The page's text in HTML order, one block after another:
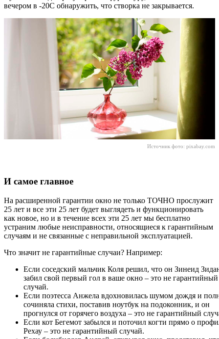
вечером в -20С обнаружить, что створка не закрывается.
Источник фото: pixabay.com
И самое главное
На расширенной гарантии окно не только ТОЧНО прослужит
25 лет и все эти 25 лет будет выглядеть и функционировать
как новое, но и в течение всех эти 25 лет мы бесплатно
устраним любые неисправности, относящиеся к гарантийным
случаям и не связанные с неправильной эксплуатацией.
Что значит не гарантийные случаи? Например:
Если соседский мальчик Коля решил, что он Зинеид
забил свой первый гол в ваше окно – это не гарантийный
случай.
Если поэтесса Анжела вдохновилась шумом дождя и
сочиняла стихи, поставив ноутбук на подоконник, и он
прогнулся от горячего воздуха – это не гарантийный
Если кот Бегемот забылся и поточил когти прямо о
Рехау – это не гарантийный случай.